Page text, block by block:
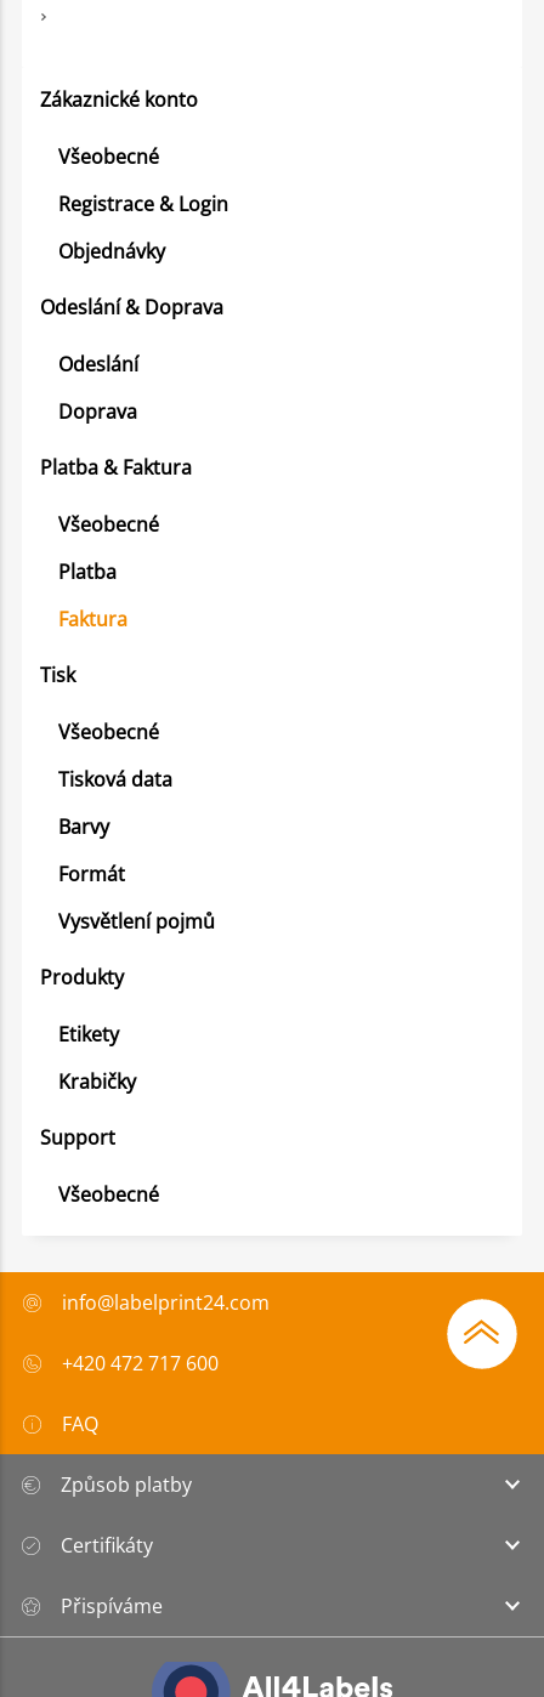
Zákaznické konto
Všeobecné
Registrace & Login
Objednávky
Odeslání & Doprava
Odeslání
Doprava
Platba & Faktura
Všeobecné
Platba
Faktura
Tisk
Všeobecné
Tisková data
Barvy
Formát
Vysvětlení pojmů
Produkty
Etikety
Krabičky
Support
Všeobecné
info@labelprint24.com
+420 472 717 600
FAQ
Způsob platby
Certifikáty
Přispíváme